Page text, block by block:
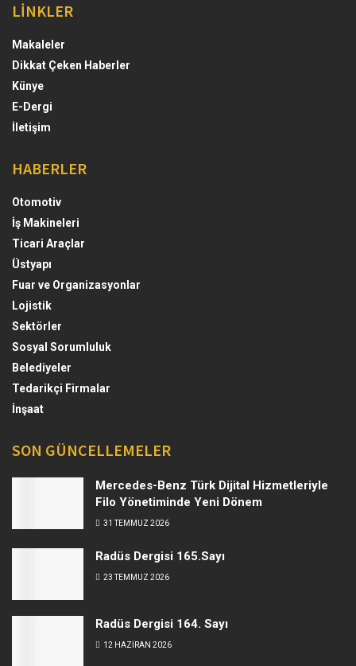
LİNKLER
Makaleler
Dikkat Çeken Haberler
Künye
E-Dergi
İletişim
HABERLER
Otomotiv
İş Makineleri
Ticari Araçlar
Üstyapı
Fuar ve Organizasyonlar
Lojistik
Sektörler
Sosyal Sorumluluk
Belediyeler
Tedarikçi Firmalar
İnşaat
SON GÜNCELLEMELER
Mercedes-Benz Türk Dijital Hizmetleriyle
Filo Yönetiminde Yeni Dönem
31 TEMMUZ 2026
Radüs Dergisi 165.Sayı
23 TEMMUZ 2026
Radüs Dergisi 164. Sayı
12 HAZIRAN 2026